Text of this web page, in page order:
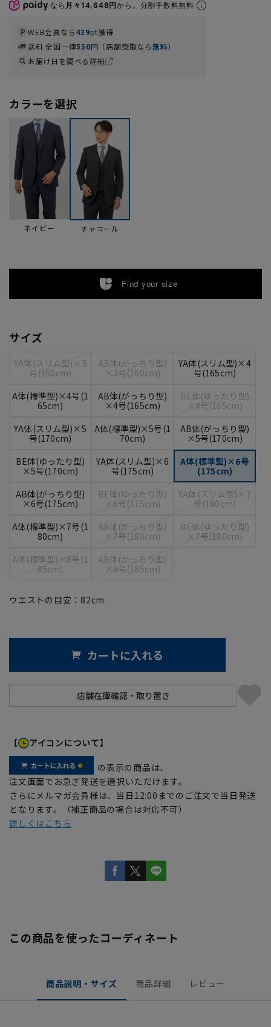
なら 月々14,648円から。分割手数料無料
WEB会員なら439pt獲得
送料 全国一律550円（店舗受取なら無料）
お届け日を調べる詳細
カラーを選択
ネイビー チャコール
Find your size
サイズ
YA体(スリム型)×3
号(160cm)
AB体(がっちり型)
×3号(160cm)
YA体(スリム型)×4
号(165cm)
A体(標準型)×4号(1
65cm)
AB体(がっちり型)
×4号(165cm)
BE体(ゆったり型)
×4号(165cm)
YA体(スリム型)×5
号(170cm)
A体(標準型)×5号(1
70cm)
AB体(がっちり型)
×5号(170cm)
BE体(ゆったり型)
×5号(170cm)
YA体(スリム型)×6
号(175cm)
A体(標準型)×6号
(175cm)
AB体(がっちり型)
×6号(175cm)
BE体(ゆったり型)
×6号(175cm)
YA体(スリム型)×7
号(180cm)
A体(標準型)×7号(1
80cm)
AB体(がっちり型)
×7号(180cm)
BE体(ゆったり型)
×7号(180cm)
A体(標準型)×8号(1
85cm)
AB体(がっちり型)
×8号(185cm)
ウエストの目安： 82cm
カートに入れる
【 アイコンについて】
の表示の商品は、
注文画面でお急ぎ発送を選択いただけます。
さらにメルマガ会員様は、当日12:00までのご注文で当日発送
となります。（補正商品の場合は対応不可）
詳しくはこちら
この商品を使ったコーディネート
商品説明・サイズ 商品詳細 レビュー